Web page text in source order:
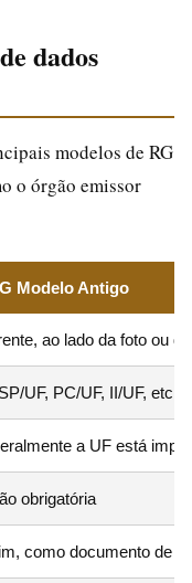
dados
modelos de RG
o órgão emissor
Modelo Antigo
ao lado da foto ou
UF, PC/UF, II/UF, etc.
a UF está
obrigatória
como documento de